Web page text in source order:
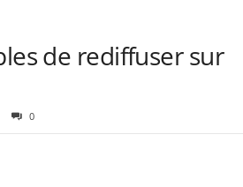
de rediffuser sur
0